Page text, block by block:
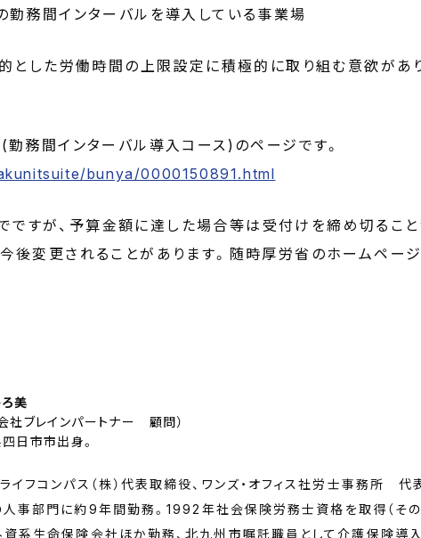
務間インターバルを導入している事業場
とした労働時間の上限設定に積極的に取り組む意欲があ
務間インターバル導入コース)のページです。
bunya/0000150891.html
すが、予算金額に達した場合等は受付けを締め切ること
変更されることがあります。随時厚労省のホームページ
美
社ブレインパートナー 顧問 ）
日市市出身。
イフコンパス（株）代表取締役、ワンズ・オフィス社労士事務所
人事部門に約9年間勤務。1992年社会保険労務士資格を取得（そ
系生命保険会社ほか勤務、北九州市嘱託職員として介護保険